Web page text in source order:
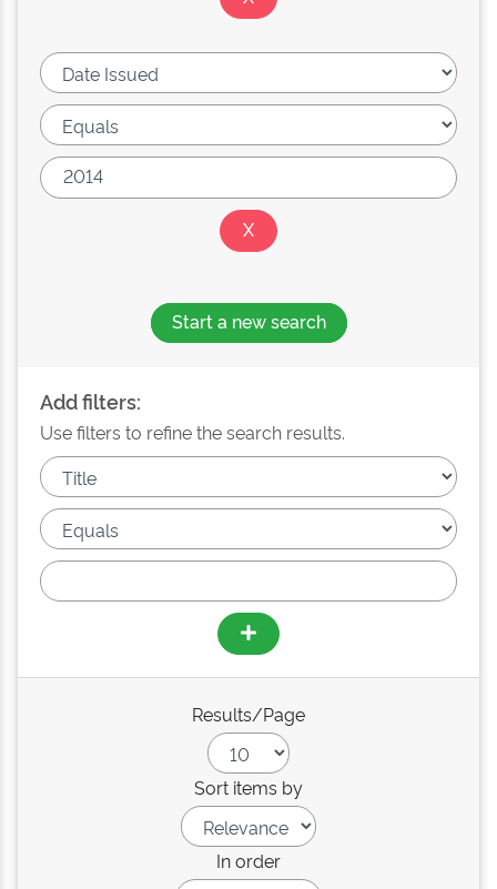
Start a new search
Add filters:
Use filters to refine the search results.
Results/Page
Sort items by
In order